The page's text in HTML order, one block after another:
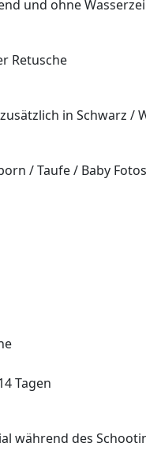
und ohne
Retusche
in Schwarz /
/ Taufe / Baby
Tagen
während des